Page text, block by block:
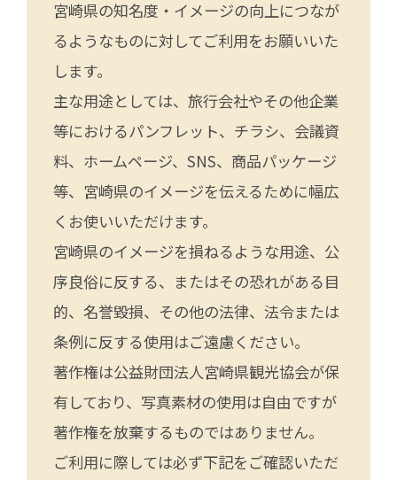
宮崎県の知名度・イメージの向上につなが
るようなものに対してご利用をお願いいた
します。
主な用途としては、旅行会社やその他企業
等におけるパンフレット、チラシ、会議資
料、ホームページ、SNS、商品パッケージ
等、宮崎県のイメージを伝えるために幅広
くお使いいただけます。
宮崎県のイメージを損ねるような用途、公
序良俗に反する、またはその恐れがある目
的、名誉毀損、その他の法律、法令または
条例に反する使用はご遠慮ください。
著作権は公益財団法人宮崎県観光協会が保
有しており、写真素材の使用は自由ですが
著作権を放棄するものではありません。
ご利用に際しては必ず下記をご確認いただ